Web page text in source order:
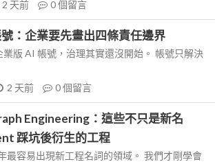
2 天前 0個留言
：企業要先畫出四條責任邊界
版 AI 帳號，治理其實還沒開始。 帳號只解決
2 天前 0個留言
Engineering：這些不只是新名
踩坑後衍生的工程
最容易出現新工程名詞的領域。 我們才剛學會